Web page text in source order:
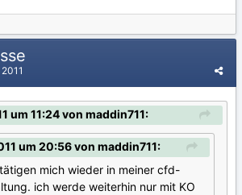
um 11:24 von maddin711:
um 20:56 von maddin711:
mich wieder in meiner cfd-
ich werde weiterhin nur mit KO